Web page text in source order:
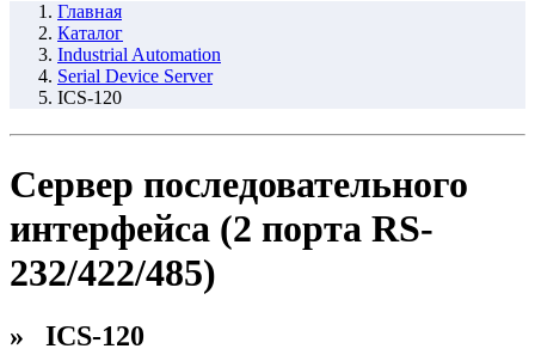
Главная
Каталог
Industrial Automation
Serial Device Server
ICS-120
Сервер последовательного
интерфейса (2 порта RS-
232/422/485)
» ICS-120